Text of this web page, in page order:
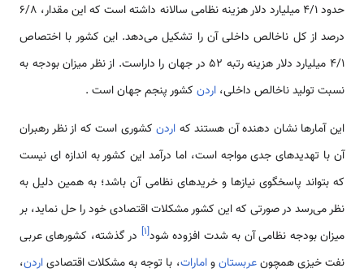
حدود 4/1 میلیارد دلار هزینه نظامی‌ سالانه داشته است که این مقدار، 6/8
درصد از کل ناخالص داخلی آن را تشکیل می‌دهد. این کشور با اختصاص
4/1 میلیارد دلار هزینه رتبه 52 در جهان را داراست. از نظر میزان بودجه به
نسبت تولید ناخالص داخلی، اردن کشور پنجم جهان است .
این آمارها نشان دهنده آن هستند که اردنکشوری است که از نظر رهبران
آن با تهدیدهای جدی مواجه است، اما درآمد این کشور به اندازه ای نیست
که بتواند پاسخگوی نیازها و خریدهای نظامی‌ آن باشد؛ به همین دلیل به
نظر می‌رسد در صورتی که این کشور مشکلات اقتصادی خود را حل نماید، بر
میزان بودجه نظامی‌ آن به شدت افزوده‌ شود[۱] در گذشته، کشورهای عربی
نفت خیزی همچونعربستانوامارات، با توجه به مشکلات اقتصادیاردن،